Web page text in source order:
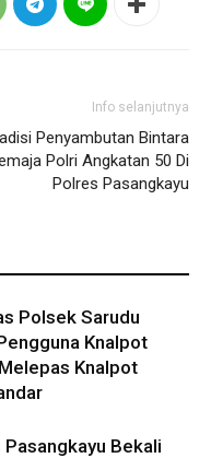
Info selanjutnya
Penyambutan Bintara
Polri Angkatan 50 Di
Polres Pasangkayu
Polsek Sarudu
Knalpot
Knalpot
Bekali